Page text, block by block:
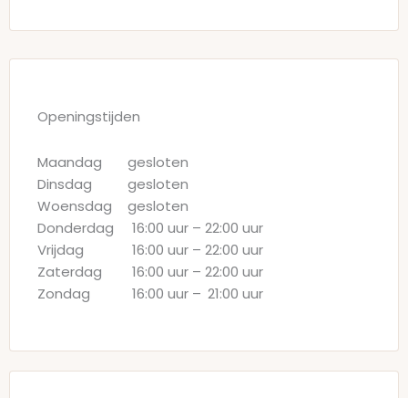
Openingstijden
Maandag
gesloten
Dinsdag
gesloten
Woensdag
gesloten
Donderdag
16:00 uur – 22:00 uur
Vrijdag
16:00 uur – 22:00 uur
Zaterdag
16:00 uur – 22:00 uur
Zondag
16:00 uur – 21:00 uur